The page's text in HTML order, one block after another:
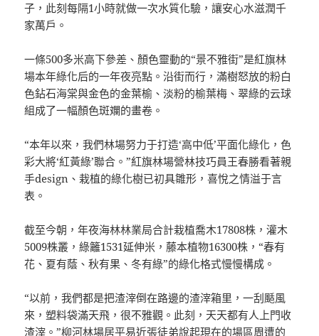
子，此刻每隔1小時就做一次水質化驗，讓安心水滋潤千
家萬戶。
一條500多米高下參差、顏色靈動的“景不雅街”是紅旗林
場本年綠化后的一年夜亮點。沿街而行，滿樹怒放的粉白
色鉆石海棠與金色的金葉榆、淡粉的榆葉梅、翠綠的云球
組成了一幅顏色斑斕的畫卷。
“本年以來，我們林場努力于打造‘高中低’平面化綠化，色
彩大將‘紅黃綠’聯合。”紅旗林場營林技巧員王春勝看著親
手design、栽植的綠化樹已初具雛形，喜悅之情溢于言
表。
截至今朝，年夜海林林業局合計栽植喬木17808株，灌木
5009株叢，綠籬1531延伸米，藤本植物16300株，“春有
花、夏有蔭、秋有果、冬有綠”的綠化格式慢慢構成。
“以前，我們都是把渣滓倒在路邊的渣滓箱里，一刮颳風
來，塑料袋滿天飛，很不雅觀。此刻，天天都有人上門收
渣滓。”柳河林場居平易近張徒弟說起現在的場區周遭的